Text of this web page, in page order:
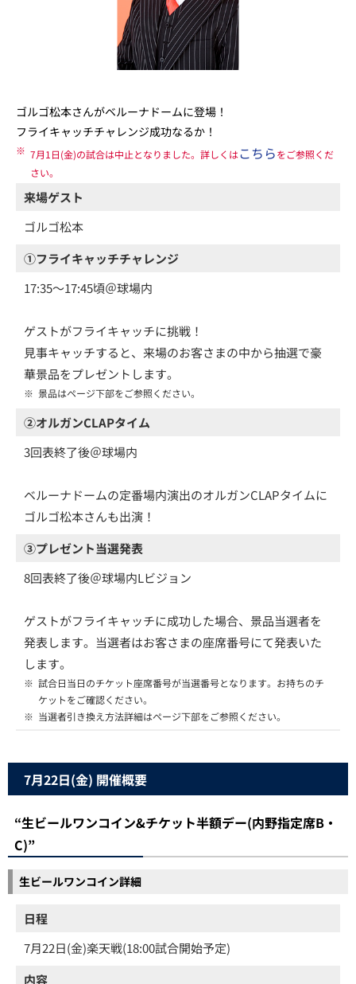
ゴルゴ松本さんがベルーナドームに登場！
フライキャッチチャレンジ成功なるか！
※ 7月1日(金)の試合は中止となりました。詳しくはこちらをご参照くだ
さい。
来場ゲスト
ゴルゴ松本
①フライキャッチチャレンジ
17:35～17:45頃＠球場内
ゲストがフライキャッチに挑戦！
見事キャッチすると、来場のお客さまの中から抽選で豪
華景品をプレゼントします。
※ 景品はページ下部をご参照ください。
②オルガンCLAPタイム
3回表終了後＠球場内
ベルーナドームの定番場内演出のオルガンCLAPタイムに
ゴルゴ松本さんも出演！
③プレゼント当選発表
8回表終了後＠球場内Lビジョン
ゲストがフライキャッチに成功した場合、景品当選者を
発表します。当選者はお客さまの座席番号にて発表いた
します。
※ 試合日当日のチケット座席番号が当選番号となります。お持ちのチ
ケットをご確認ください。
※ 当選者引き換え方法詳細はページ下部をご参照ください。
7月22日(金) 開催概要
“生ビールワンコイン&チケット半額デー(内野指定席B・
C)”
生ビールワンコイン詳細
日程
7月22日(金)楽天戦(18:00試合開始予定)
内容